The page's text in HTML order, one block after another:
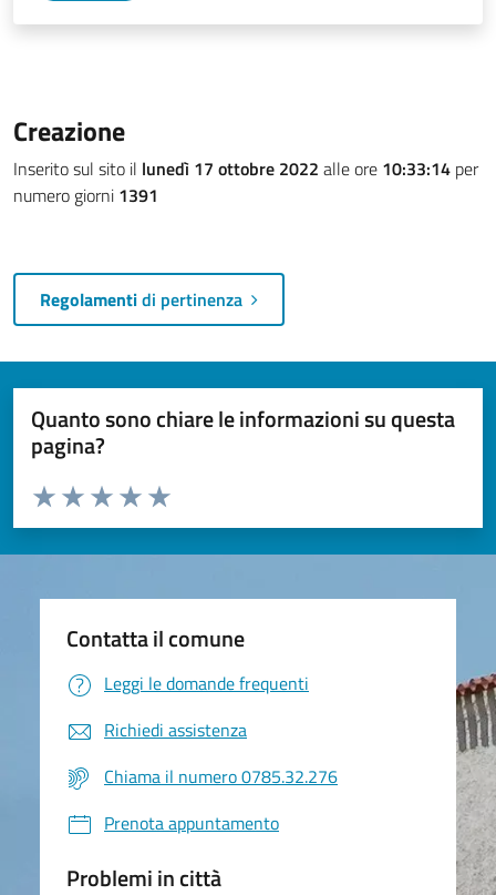
Creazione
Inserito sul sito il lunedì 17 ottobre 2022 alle ore 10:33:14 per
numero giorni 1391
Regolamentidi pertinenza
Quanto sono chiare le informazioni su questa
pagina?
Valuta da 1 a 5 stelle la pagina
Valuta 5 stelle su 5
Valuta 4 stelle su 5
Valuta 3 stelle su 5
Valuta 2 stelle su 5
Valuta 1 stelle su 5
Contatta il comune
Leggi le domande frequenti
Richiedi assistenza
Chiama il numero 0785.32.276
Prenota appuntamento
Problemi in città